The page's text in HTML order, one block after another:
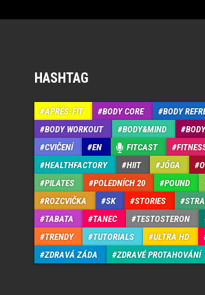
HASHTAG
APRÉS-FIT BODY CORE
BODY
BODY WORKOUT
BODY&MIND
CVIČENÍ
EN FITCAST
HEALTHFACTORY
HIIT JÓGA
PILATES
POLEDNÍCH 20 POUND
ROZCVIČKA
SK STORIES
TABATA
TANEC TESTOSTERON
TRENDY
TUTORIALS ULTRA HD
ZDRAVÁ ZÁDA
ZDRAVÉ PROTAHOVÁNÍ